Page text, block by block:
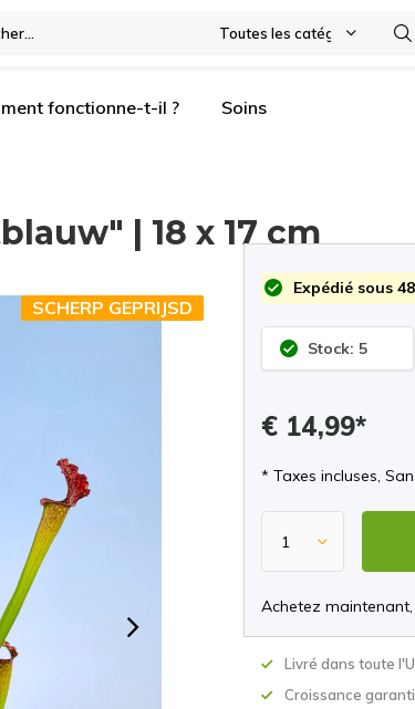
Toutes les catégories
fonctionne-t-il ? Soins
| 18 x 17 cm
SCHERP GEPRIJSD
Expédié sous
Stock: 5
€ 14,99*
* Taxes incluses,
Achetez
Livré dans toute
Croissance